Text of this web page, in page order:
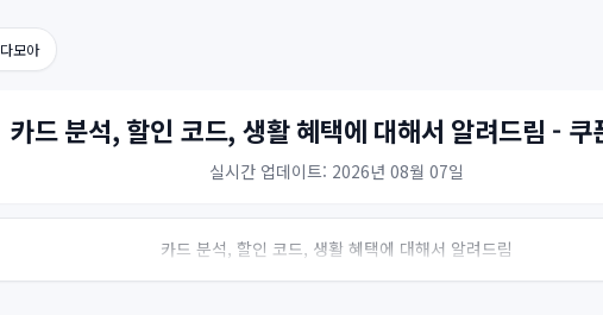
다모아
카드 분석, 할인 코드, 생활 혜택에 대해서 알려드림 - 쿠
실시간 업데이트: 2026년 08월 07일
카드 분석, 할인 코드, 생활 혜택에 대해서 알려드림